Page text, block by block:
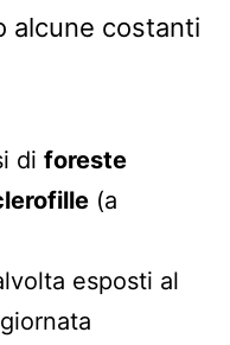
alcune costanti
di foreste
(a
esposti al